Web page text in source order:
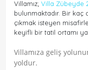
Villamız; Villa Zübeyde
bulunmaktadır. Bir
çıkmak isteyen
keyifli bir tatil ortamı
Villamıza geliş
yoldur.